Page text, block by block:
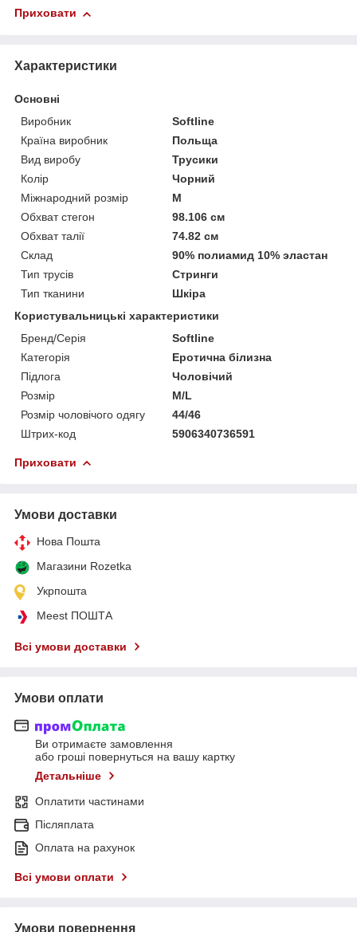
Приховати
Характеристики
Основні
Виробник
Softline
Країна виробник
Польща
Вид виробу
Трусики
Колір
Чорний
Міжнародний розмір
M
Обхват стегон
98.106 см
Обхват талії
74.82 см
Склад
90% полиамид 10% эластан
Тип трусів
Стринги
Тип тканини
Шкіра
Користувальницькі характеристики
Бренд/Серія
Softline
Категорія
Еротична білизна
Підлога
Чоловічий
Розмір
M/L
Розмір чоловічого одягу
44/46
Штрих-код
5906340736591
Приховати
Умови доставки
Нова Пошта
Магазини Rozetka
Укрпошта
Meest ПОШТА
Всі умови доставки
Умови оплати
Ви отримаєте замовлення
або гроші повернуться на вашу картку
Детальніше
Оплатити частинами
Післяплата
Оплата на рахунок
Всі умови оплати
Умови повернення